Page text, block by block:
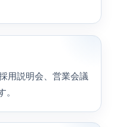
用説明会、営業会議
。